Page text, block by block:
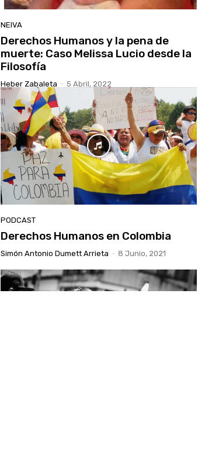
NEIVA
Derechos Humanos y la pena de
muerte: Caso Melissa Lucio desde la
Filosofía
Heber Zabaleta - 5 Abril, 2022
PODCAST
Derechos Humanos en Colombia
Simón Antonio Dumett Arrieta - 8 Junio, 2021